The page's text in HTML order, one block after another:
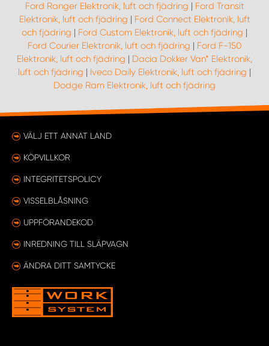
Ford Ranger Elektronik, luft och fjädring | Ford Transit
Elektronik, luft och fjädring | Ford Connect Elektronik, luft
och fjädring | Ford Custom Elektronik, luft och fjädring |
Ford Courier Elektronik, luft och fjädring | Ford F-150
Elektronik, luft och fjädring | Dacia Dokker Van* Elektronik,
luft och fjädring | Iveco Daily Elektronik, luft och fjädring |
Dodge Ram Elektronik, luft och fjädring
VÄLJ ETT ANNAT LAND
KÖPVILLKOR
INTEGRITETSPOLICY
VISSELBLÅSNING
UPPFÖRANDEKOD
INREDNING TILL SLÄPVAGN
ÄNDRA DITT SAMTYCKE